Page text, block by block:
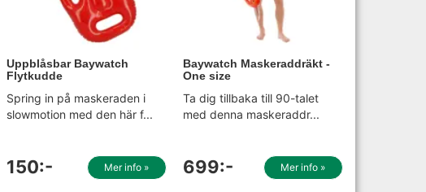
Uppblåsbar Baywatch
Flytkudde
Spring in på maskeraden i
slowmotion med den här f...
150:- Mer info »
Baywatch Maskeraddräkt -
One size
Ta dig tillbaka till 90-talet
med denna maskeraddr...
699:- Mer info »